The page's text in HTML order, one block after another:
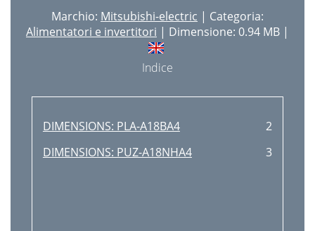
Marchio: Mitsubishi-electric | Categoria:
Alimentatori e invertitori | Dimensione: 0.94 MB |
Indice
DIMENSIONS: PLA-A18BA4
2
DIMENSIONS: PUZ-A18NHA4
3